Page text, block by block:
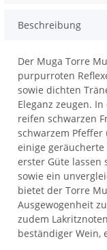
Beschreibung
Der Muga Torre
purpurroten
sowie dichten
Eleganz zeugen.
reifen schwarzen
schwarzem
einige
erster Güte lassen
sowie ein
bietet der Torre
Ausgewogenheit
zudem
beständiger Wein,